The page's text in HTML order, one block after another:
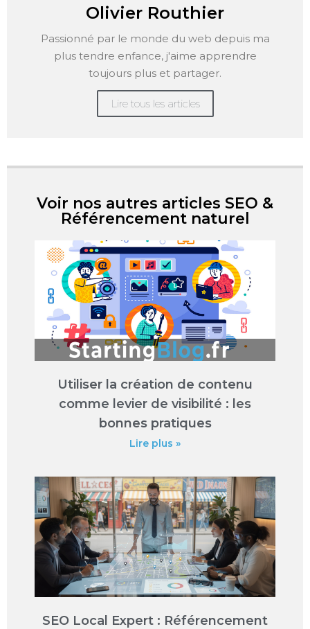
Olivier Routhier
Passionné par le monde du web depuis ma
plus tendre enfance, j'aime apprendre
toujours plus et partager.
Lire tous les articles
Voir nos autres articles SEO &
Référencement naturel
Utiliser la création de contenu
comme levier de visibilité : les
bonnes pratiques
Lire plus »
SEO Local Expert : Référencement